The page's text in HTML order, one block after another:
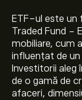
ETF-ul este un
Traded Fund -
mobiliare, cum
influențat de
Investitorii aleg
de o gamă de
afaceri,